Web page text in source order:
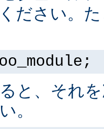
ださい。
と、それ
。